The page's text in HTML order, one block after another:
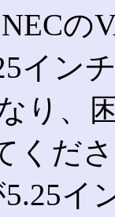
の
イン
り、
くだ
イ